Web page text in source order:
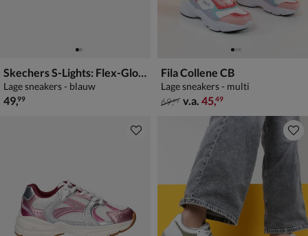
Skechers S-Lights: Flex-Glow Ultra - Prism-Pacer
Lage sneakers - blauw
€ 49,99
49,99
Fila Collene CB
Lage sneakers - multi
van € 69,99 vanaf € 45,49
69,99 v.a. 45,49